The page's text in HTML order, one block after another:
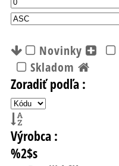
Novinky
Skladom
Zoradiť podľa :
Výrobca :
%2$s